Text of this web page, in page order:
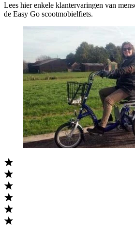
Lees hier enkele klantervaringen van
de Easy Go scootmobielfiets.